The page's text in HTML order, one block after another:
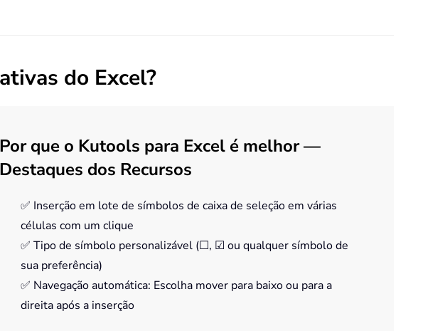
do Excel?
Por que o Kutools para Excel é melhor —
Destaques dos Recursos
✅ Inserção em lote de símbolos de caixa de seleção em várias
células com um clique
✅ Tipo de símbolo personalizável (☐, ☑ ou qualquer símbolo de
sua preferência)
✅ Navegação automática: Escolha mover para baixo ou para a
direita após a inserção